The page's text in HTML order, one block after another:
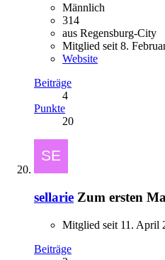
Männlich
314
aus Regensburg-City
Mitglied seit 8.
Website
Beiträge
4
Punkte
20
sellarie Zum ersten
Mitglied seit 11. April
Beiträge